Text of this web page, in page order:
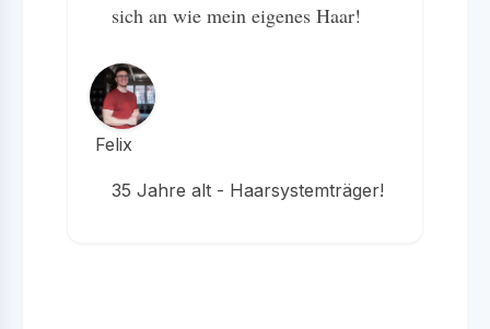
sich an wie mein eigenes Haar!
Felix
35 Jahre alt - Haarsystemträger!